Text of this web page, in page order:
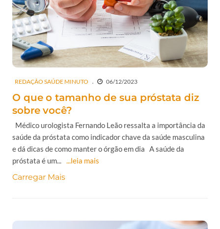
REDAÇÃO SAÚDE MINUTO 06/12/2023
O que o tamanho de sua próstata diz
sobre você?
Médico urologista Fernando Leão ressalta a importância da
saúde da próstata como indicador chave da saúde masculina
e dá dicas de como manter o órgão em dia A saúde da
próstata é um... ...leia mais
Carregar Mais